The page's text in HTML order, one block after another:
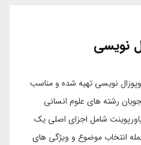
نویسی
نویسی تهیه شده و مناسب
رشته های علوم انسانی
شامل اجزای اصلی یک
انتخاب موضوع و ویژگی های